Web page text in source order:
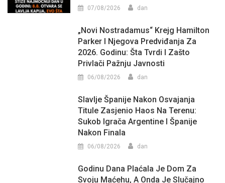
07/08/2026 dan
„Novi Nostradamus“ Krejg Hamilton
Parker I Njegova Predviđanja Za
2026. Godinu: Šta Tvrdi I Zašto
Privlači Pažnju Javnosti
06/08/2026 dan
Slavlje Španije Nakon Osvajanja
Titule Zasjenio Haos Na Terenu:
Sukob Igrača Argentine I Španije
Nakon Finala
06/08/2026 dan
Godinu Dana Plaćala Je Dom Za
Svoju Maćehu, A Onda Je Slučajno